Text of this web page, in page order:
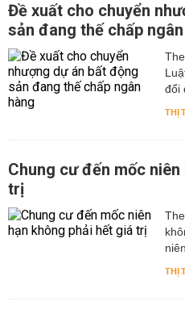
Đề xuất cho chuyển
sản đang thế chấp
đổi
THỊ
Chung cư đến mốc
trị
THỊ